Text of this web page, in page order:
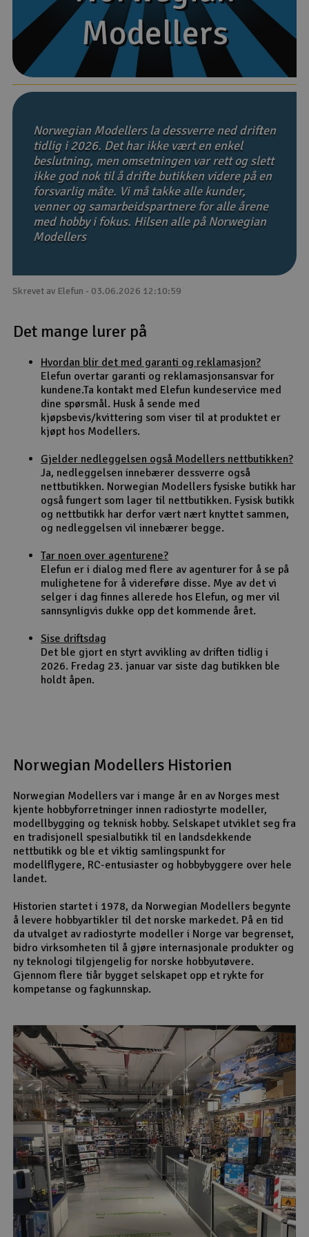
Båter
Droner
Droner for FPV
Fly
Helikopter
Kamerautstyr
Modellbygging, LEGO & byggesett
Outlet
Radioutstyr
Raketter
Smarthjem, lek & hobby
Solenergi
Sparkesykler & elkjøretøy
Gavekort
Modellers
Modellers
Norwegian Modellers la dessverre ned driften
tidlig i 2026. Det har ikke vært en enkel
beslutning, men omsetningen var rett og slett
ikke god nok til å drifte butikken videre på en
forsvarlig måte. Vi må takke alle kunder,
venner og samarbeidspartnere for alle årene
med hobby i fokus. Hilsen alle på Norwegian
Modellers
Skrevet av Elefun - 03.06.2026 12:10:59
Det mange lurer på
Hvordan blir det med garanti og reklamasjon?
Elefun overtar garanti og reklamasjonsansvar for
kundene.Ta kontakt med Elefun kundeservice med
dine spørsmål. Husk å sende med
kjøpsbevis/kvittering som viser til at produktet er
kjøpt hos Modellers.
Gjelder nedleggelsen også Modellers nettbutikken?
Ja, nedleggelsen innebærer dessverre også
nettbutikken. Norwegian Modellers fysiske butikk har
også fungert som lager til nettbutikken. Fysisk butikk
og nettbutikk har derfor vært nært knyttet sammen,
og nedleggelsen vil innebærer begge.
Tar noen over agenturene?
Elefun er i dialog med flere av agenturer for å se på
mulighetene for å videreføre disse. Mye av det vi
selger i dag finnes allerede hos Elefun, og mer vil
sannsynligvis dukke opp det kommende året.
Sise driftsdag
Det ble gjort en styrt avvikling av driften tidlig i
2026. Fredag 23. januar var siste dag butikken ble
holdt åpen.
Norwegian Modellers Historien
Norwegian Modellers var i mange år en av Norges mest
kjente hobbyforretninger innen radiostyrte modeller,
modellbygging og teknisk hobby. Selskapet utviklet seg fra
en tradisjonell spesialbutikk til en landsdekkende
nettbutikk og ble et viktig samlingspunkt for
modellflygere, RC-entusiaster og hobbybyggere over hele
landet.
Historien startet i 1978, da Norwegian Modellers begynte
å levere hobbyartikler til det norske markedet. På en tid
da utvalget av radiostyrte modeller i Norge var begrenset,
bidro virksomheten til å gjøre internasjonale produkter og
ny teknologi tilgjengelig for norske hobbyutøvere.
Gjennom flere tiår bygget selskapet opp et rykte for
kompetanse og fagkunnskap.